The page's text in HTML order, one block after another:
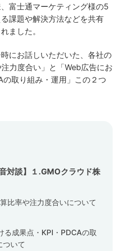
富士通マーケティング様の5
課題や解決方法などを共有
ました。
にお話しいただいた、各社の
注力度合い」と「Web広告にお
の取り組み・運用」この２つ
対談】１.GMOクラウド株
比率や注力度合いについて
る成果点・KPI・PDCAの取
ついて